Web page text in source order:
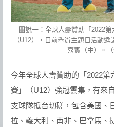
圖說一：全球人壽贊助「2022
（U12），日前舉辦主題日活動
嘉賓（中）。
今年全球人壽贊助的「2022
賽」（U12）強冠雲集，有來
支球隊抵台切磋，包含美國、
拉、義大利、南非、巴拿馬、